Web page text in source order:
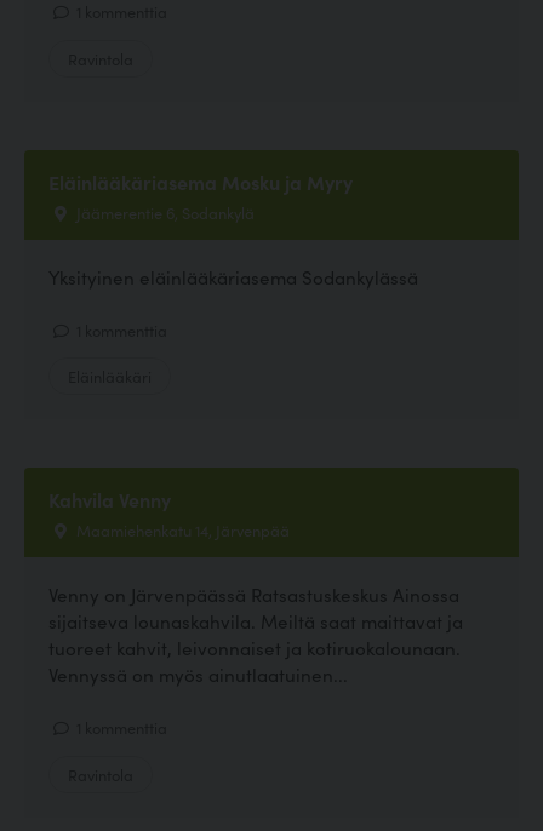
Eläinlääkäriasema Mosku ja Myry
Jäämerentie 6, Sodankylä
Yksityinen eläinlääkäriasema Sodankylässä
Kahvila Venny
Maamiehenkatu 14, Järvenpää
Venny on Järvenpäässä Ratsastuskeskus Ainossa
sijaitseva lounaskahvila. Meiltä saat maittavat ja
tuoreet kahvit, leivonnaiset ja kotiruokalounaan.
Vennyssä on myös ainutlaatuinen...